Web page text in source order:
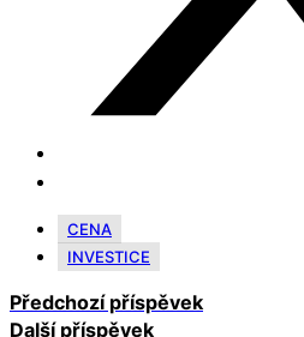
CENA
INVESTICE
Předchozí příspěvek
Další příspěvek